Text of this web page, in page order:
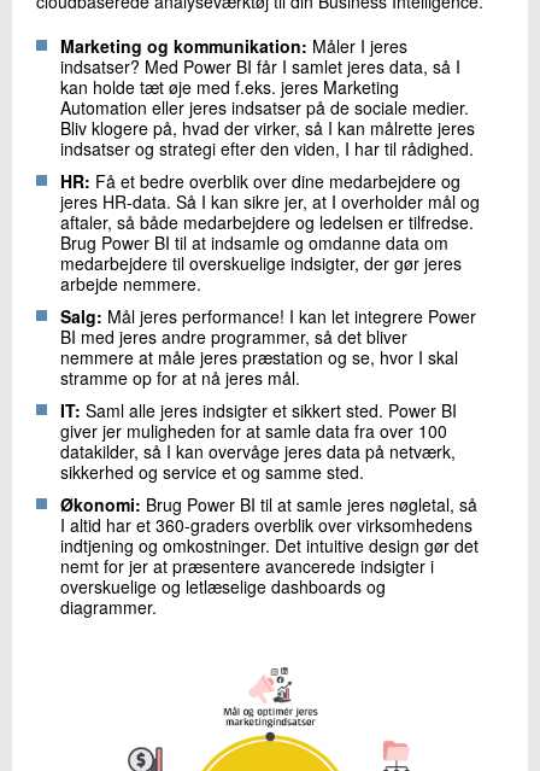
Marketing og kommunikation: Måler I jeres
indsatser? Med Power BI får I samlet jeres data, så I
kan holde tæt øje med f.eks. jeres Marketing
Automation eller jeres indsatser på de sociale medier.
Bliv klogere på, hvad der virker, så I kan målrette jeres
indsatser og strategi efter den viden, I har til rådighed.
HR: Få et bedre overblik over dine medarbejdere og
jeres HR-data. Så I kan sikre jer, at I overholder mål og
aftaler, så både medarbejdere og ledelsen er tilfredse.
Brug Power BI til at indsamle og omdanne data om
medarbejdere til overskuelige indsigter, der gør jeres
arbejde nemmere.
Salg: Mål jeres performance! I kan let integrere Power
BI med jeres andre programmer, så det bliver
nemmere at måle jeres præstation og se, hvor I skal
stramme op for at nå jeres mål.
IT: Saml alle jeres indsigter et sikkert sted. Power BI
giver jer muligheden for at samle data fra over 100
datakilder, så I kan overvåge jeres data på netværk,
sikkerhed og service et og samme sted.
Økonomi: Brug Power BI til at samle jeres nøgletal, så
I altid har et 360-graders overblik over virksomhedens
indtjening og omkostninger. Det intuitive design gør det
nemt for jer at præsentere avancerede indsigter i
overskuelige og letlæselige dashboards og
diagrammer.